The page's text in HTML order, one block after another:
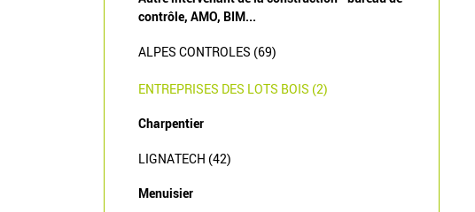
contrôle, AMO, BIM...
ALPES CONTROLES (69)
ENTREPRISES DES LOTS BOIS (2)
Charpentier
LIGNATECH (42)
Menuisier